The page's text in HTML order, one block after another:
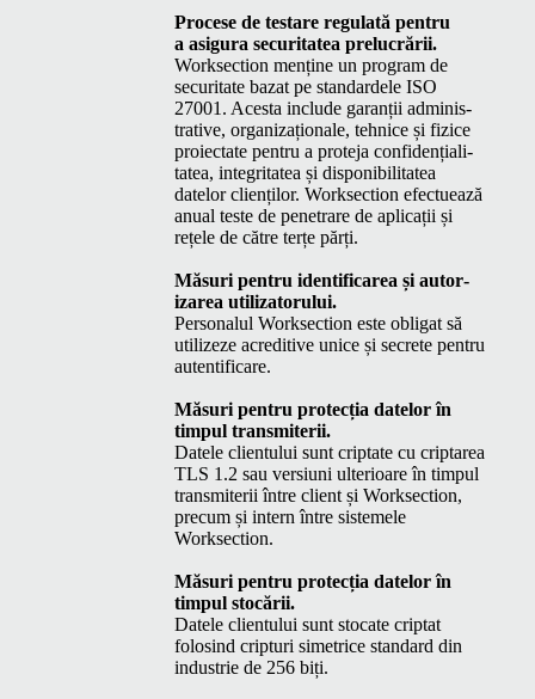
Pro­cese de testare reg­u­lată pen­tru
a asigu­ra secu­ri­tatea prelucrării.
Work­sec­tion menține un pro­gram de
secu­ri­tate bazat pe stan­dard­ele ISO
27001. Aces­ta include garanții admin­is­
tra­tive, orga­ni­za­ționale, tehnice și fiz­ice
proiec­tate pen­tru a pro­te­ja con­fi­dențial­i­
tatea, integri­tatea și disponi­bil­i­tatea
datelor clienților. Work­sec­tion efectuează
anu­al teste de pen­e­trare de apli­cații și
rețele de către terțe părți.
Măsuri pen­tru iden­ti­fi­carea și autor­
izarea utilizatorului.
Per­son­alul Work­sec­tion este oblig­at să
uti­lizeze acred­i­tive unice și secrete pen­tru
autentificare.
Măsuri pen­tru pro­tecția datelor în
tim­pul transmiterii.
Datele clien­tu­lui sunt crip­tate cu criptarea
TLS 1.2 sau ver­si­u­ni ulte­rioare în tim­pul
trans­mi­terii între client și Work­sec­tion,
pre­cum și intern între sis­temele
Worksection.
Măsuri pen­tru pro­tecția datelor în
tim­pul stocării.
Datele clien­tu­lui sunt sto­cate crip­tat
folosind crip­turi simet­rice stan­dard din
indus­trie de 256 biți.